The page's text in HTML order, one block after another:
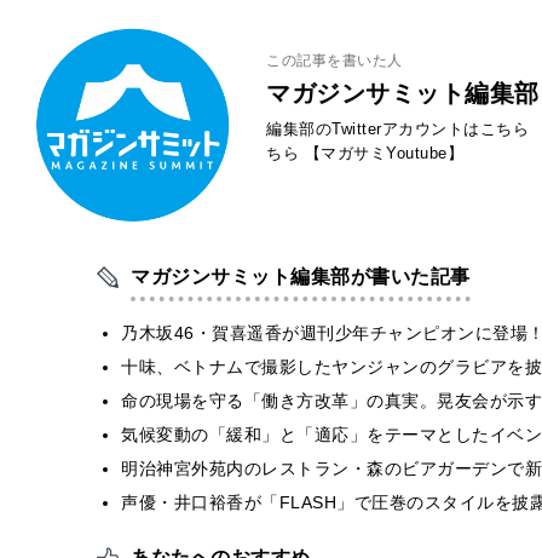
この記事を書いた人
マガジンサミット編集部
編集部のTwitterアカウントはこちら
ちら
【マガサミYoutube】
マガジンサミット編集部が書いた記事
乃木坂46・賀喜遥香が週刊少年チャンピオンに登
十味、ベトナムで撮影したヤンジャンのグラビアを
命の現場を守る「働き方改革」の真実。晃友会が示
気候変動の「緩和」と「適応」をテーマとしたイベ
明治神宮外苑内のレストラン・森のビアガーデンで
声優・井口裕香が「FLASH」で圧巻のスタイルを